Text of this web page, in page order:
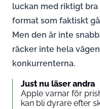
luckan med riktigt
format som faktiskt
Men den är inte
räcker inte hela
konkurrenterna.
Just nu läser andra
Apple varnar för
kan bli dyrare efter